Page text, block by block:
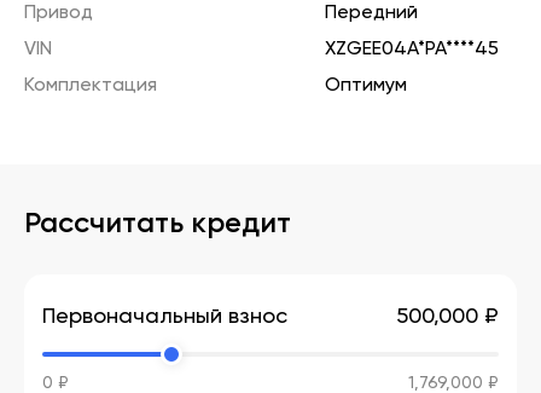
Привод
Передний
VIN
XZGEE04A*PA****45
Комплектация
Оптимум
Рассчитать кредит
Первоначальный взнос 500,000 ₽
0 ₽ 1,769,000 ₽